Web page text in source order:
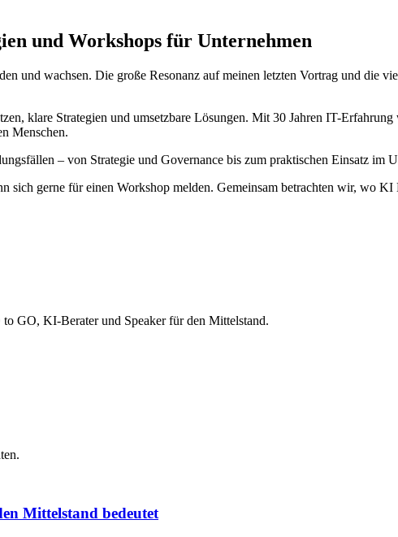
und Workshops für Unternehmen
und wachsen. Die große Resonanz auf meinen letzten Vortrag und die
klare Strategien und umsetzbare Lösungen. Mit 30 Jahren IT-
Menschen.
– von Strategie und Governance bis zum praktischen Einsatz im
sich gerne für einen Workshop melden. Gemeinsam betrachten wir, wo
GO, KI-Berater und Speaker für den Mittelstand.
Mittelstand bedeutet